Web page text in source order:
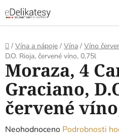
na
obsah
Domů
/ Vína a nápoje / Vína / Víno
D.O. Rioja, červené víno, 0,75l
Moraza, 4
Graciano,
červené
Průměrné
Neohodnoceno Podrobnosti